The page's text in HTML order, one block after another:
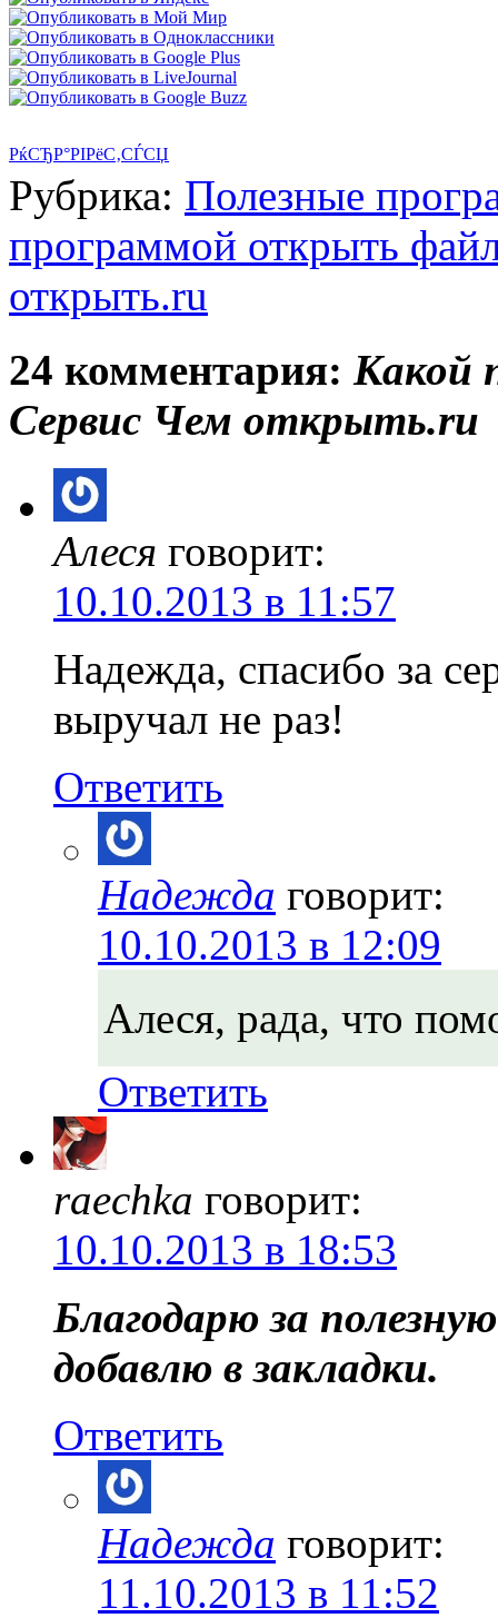
РќСЂР°РІРёС‚СЃСЏ
Рубрика: Полезные
программой открыть
открыть.ru
24 комментария: Какой
Сервис Чем открыть.ru
Алеся говорит:
10.10.2013 в 11:57
Надежда, спасибо за
выручал не раз!
Ответить
Надежда говорит:
10.10.2013 в 12:09
Алеся, рада, что
Ответить
raechka говорит:
10.10.2013 в 18:53
Благодарю за
добавлю в закладки.
Ответить
Надежда говорит:
11.10.2013 в 11:52